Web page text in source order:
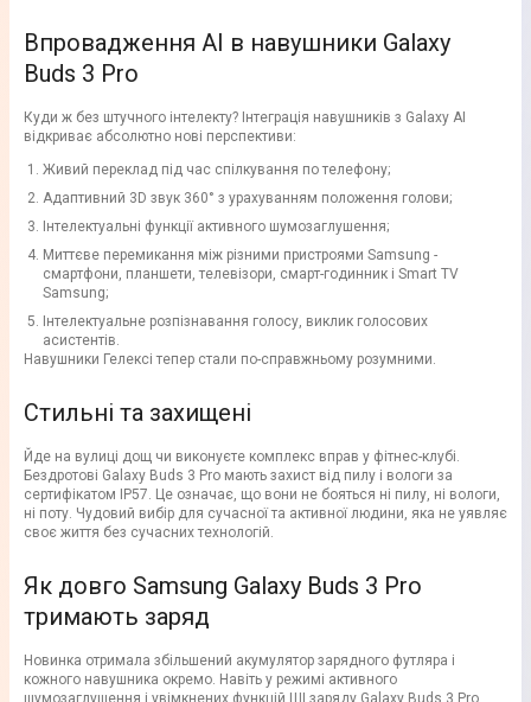
Впровадження AI в навушники Galaxy
Buds 3 Pro
Куди ж без штучного інтелекту? Інтеграція навушників з Galaxy AI
відкриває абсолютно нові перспективи:
Живий переклад під час спілкування по телефону;
Адаптивний 3D звук 360° з урахуванням положення голови;
Інтелектуальні функції активного шумозаглушення;
Миттєве перемикання між різними пристроями Samsung -
смартфони, планшети, телевізори, смарт-годинник і Smart TV
Samsung;
Інтелектуальне розпізнавання голосу, виклик голосових
асистентів.
Навушники Гелексі тепер стали по-справжньому розумними.
Стильні та захищені
Йде на вулиці дощ чи виконуєте комплекс вправ у фітнес-клубі.
Бездротові Galaxy Buds 3 Pro мають захист від пилу і вологи за
сертифікатом IP57. Це означає, що вони не бояться ні пилу, ні вологи,
ні поту. Чудовий вибір для сучасної та активної людини, яка не уявляє
своє життя без сучасних технологій.
Як довго Samsung Galaxy Buds 3 Pro
тримають заряд
Новинка отримала збільшений акумулятор зарядного футляра і
кожного навушника окремо. Навіть у режимі активного
шумозаглушення і увімкнених функцій ШІ заряду Galaxy Buds 3 Pro